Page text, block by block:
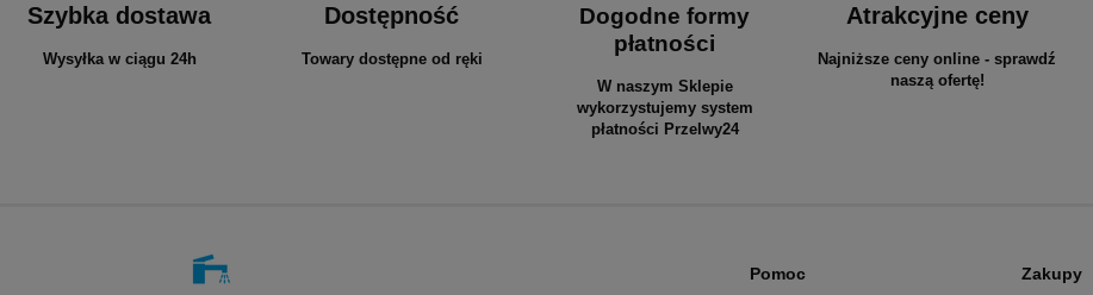
Szybka dostawa
Wysyłka w ciągu 24h
Dostępność
Towary dostępne od ręki
Dogodne formy
płatności
W naszym Sklepie
wykorzystujemy system
płatności Przelwy24
Atrakcyjne ceny
Najniższe ceny online - sprawdź
naszą ofertę!
Pomoc Zakupy